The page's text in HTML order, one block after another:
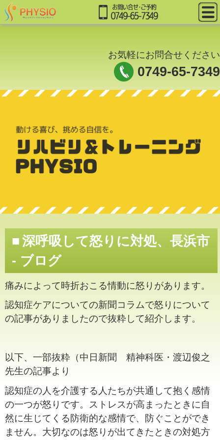
お気軽にお問合せください
0749-65-7349
深呼吸して怒りに対処、長浜市
- ブログ
痛みによって時折おこる情動に怒りがあります。
認知症ケアについての新聞コラムで怒りについて
の記事がありましたので抜粋して紹介します。
以下、一部抜粋（中日新聞 精神科医・渡辺俊之
先生の記事より
認知症の人を介護する人たちが共通して抱く感情
の一つが怒りです。ストレスが高まったときに自
然に生じてくる防衛的な感情で、防ぐことができ
ません。大切なのは怒りが出てきたときの対処方